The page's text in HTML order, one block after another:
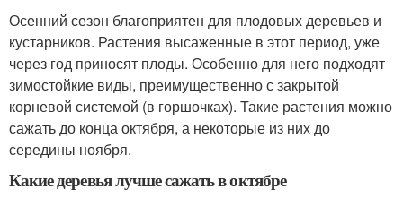
Осенний сезон благоприятен для плодовых деревьев и
кустарников. Растения высаженные в этот период, уже
через год приносят плоды. Особенно для него подходят
зимостойкие виды, преимущественно с закрытой
корневой системой (в горшочках). Такие растения можно
сажать до конца октября, а некоторые из них до
середины ноября.
Какие деревья лучше сажать в октябре